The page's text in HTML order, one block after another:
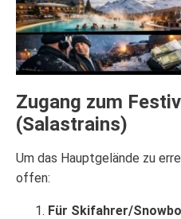
Zugang zum
(Salastrains)
Um das Hauptgelände zu
offen:
Für Skifahrer/